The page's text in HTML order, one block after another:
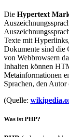
Die Hypertext
Texte mit
Dokumente sind die
von Webbrowsern
Inhalten können
Metainformationen
Sprachen, den Autor
(Quelle:
Was ist PHP?